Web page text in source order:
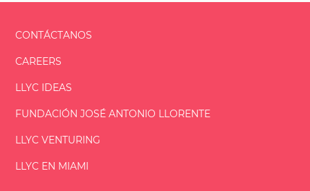
CONTÁCTANOS
CAREERS
LLYC IDEAS
FUNDACIÓNJOSÉ ANTONIO LLORENTE
LLYC VENTURING
LLYC EN MIAMI